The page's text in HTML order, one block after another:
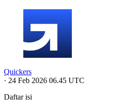
Quickers
· 24 Feb 2026 06.45 UTC
Daftar isi